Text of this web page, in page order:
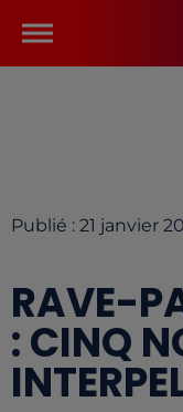
Publié : 21 janvier
RAVE-
: CINQ